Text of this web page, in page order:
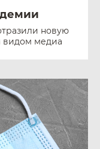
новую
видом медиа